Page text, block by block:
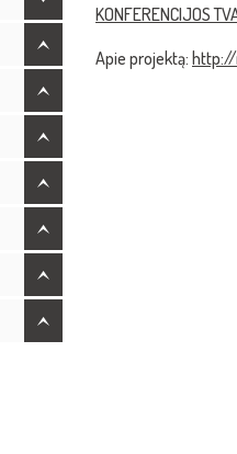
KONFERENCIJOS
Apie projektą: